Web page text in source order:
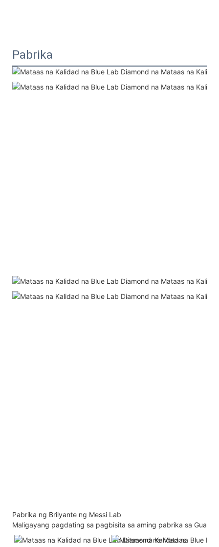
Pabrika
Pabrika ng Brilyante ng Messi Lab
Maligayang pagdating sa pagbisita sa aming pabrika sa Guang